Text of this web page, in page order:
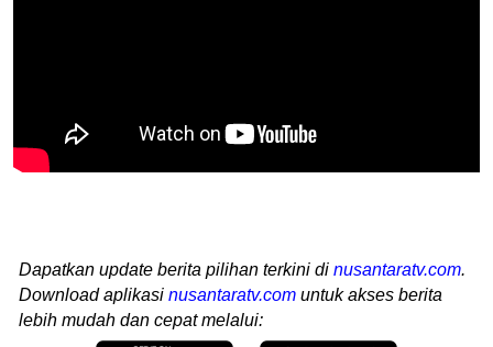
Dapatkan update berita pilihan terkini di nusantaratv.com.
Download aplikasi nusantaratv.com untuk akses berita
lebih mudah dan cepat melalui: